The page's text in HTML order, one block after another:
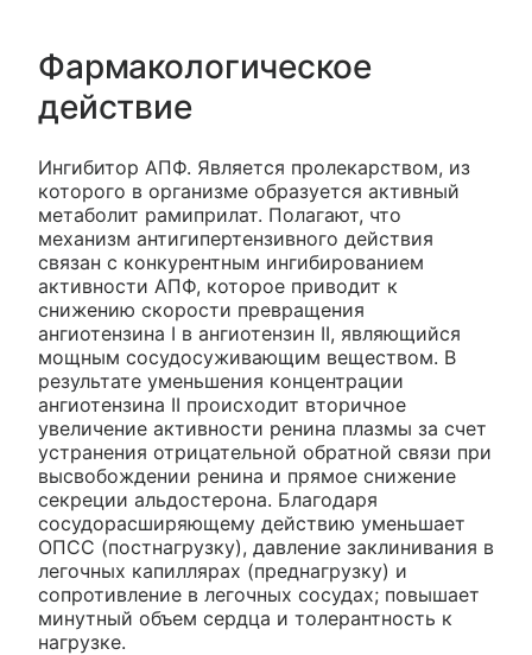
Фармакологическое
действие
Ингибитор АПФ. Является пролекарством, из
которого в организме образуется активный
метаболит рамиприлат. Полагают, что
механизм антигипертензивного действия
связан с конкурентным ингибированием
активности АПФ, которое приводит к
снижению скорости превращения
ангиотензина I в ангиотензин II, являющийся
мощным сосудосуживающим веществом. В
результате уменьшения концентрации
ангиотензина II происходит вторичное
увеличение активности ренина плазмы за счет
устранения отрицательной обратной связи при
высвобождении ренина и прямое снижение
секреции альдостерона. Благодаря
сосудорасширяющему действию уменьшает
ОПСС (постнагрузку), давление заклинивания в
легочных капиллярах (преднагрузку) и
сопротивление в легочных сосудах; повышает
минутный объем сердца и толерантность к
нагрузке.